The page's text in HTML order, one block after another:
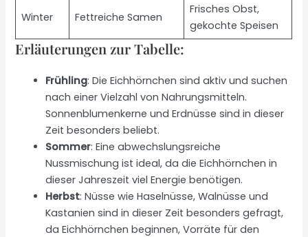
Winter Fettreiche Samen
Frisches Obst,
gekochte Speisen
Erläuterungen zur Tabelle:
Frühling: Die Eichhörnchen sind aktiv und suchen
nach einer Vielzahl von Nahrungsmitteln.
Sonnenblumenkerne und Erdnüsse sind in dieser
Zeit besonders beliebt.
Sommer: Eine abwechslungsreiche
Nussmischung ist ideal, da die Eichhörnchen in
dieser Jahreszeit viel Energie benötigen.
Herbst: Nüsse wie Haselnüsse, Walnüsse und
Kastanien sind in dieser Zeit besonders gefragt,
da Eichhörnchen beginnen, Vorräte für den